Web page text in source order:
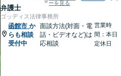
弁護士
ーを見る
ゴッディス法律事務所
函館市 か
らも相談
受付中
面談方法(対面・電
話・ビデオなど)は
応相談
営業時
間：本日
定休日